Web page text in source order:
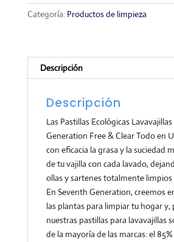
Lavavajillas
Todo
en
pastillas
cantidad
Categoría: Productos de limpieza
Descripción
Descripción
Las Pastillas Ecológicas
Generation Free & Clear Todo en
con eficacia la grasa y la suciedad
de tu vajilla con cada lavado,
ollas y sartenes totalmente
En Seventh Generation, creemos
las plantas para limpiar tu hogar y,
nuestras pastillas para lavavajillas
de la mayoría de las marcas: el